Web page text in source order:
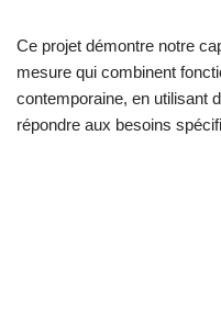
Ce projet démontre notre
mesure qui combinent
contemporaine, en utilisant
répondre aux besoins